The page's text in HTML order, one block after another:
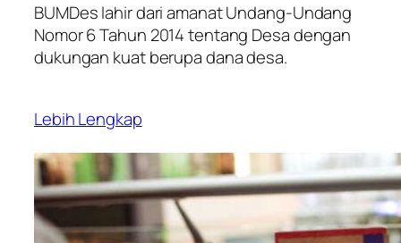
BUMDes lahir dari amanat Undang-Undang
Nomor 6 Tahun 2014 tentang Desa dengan
dukungan kuat berupa dana desa.
Lebih Lengkap